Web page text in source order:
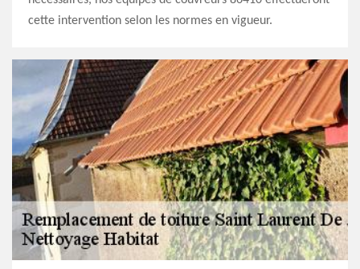
cette intervention selon les normes en vigueur.